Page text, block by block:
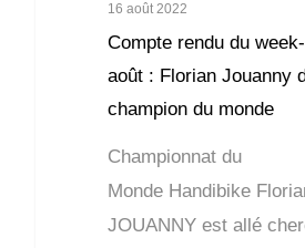
16 août 2022
Compte rendu du
août : Florian Jouanny
champion du monde
Championnat du
Monde Handibike
JOUANNY est allé